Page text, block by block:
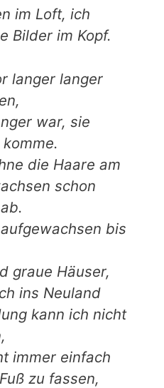
im Loft, ich
Bil­der im Kopf.
lan­ger lan­ger
war, sie
die Haa­re am
schon
bis
graue Häu­ser,
ins Neuland
kann ich nicht
immer ein­fach
zu fassen,